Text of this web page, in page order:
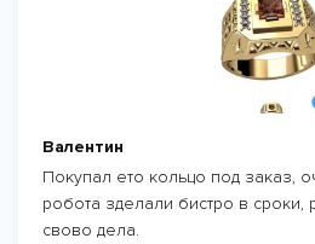
Валентин
Покупал ето кольцо под заказ,
робота зделали бистро в сроки,
свово дела.